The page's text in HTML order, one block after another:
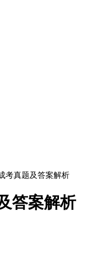
考真题及答案解析
答案解析